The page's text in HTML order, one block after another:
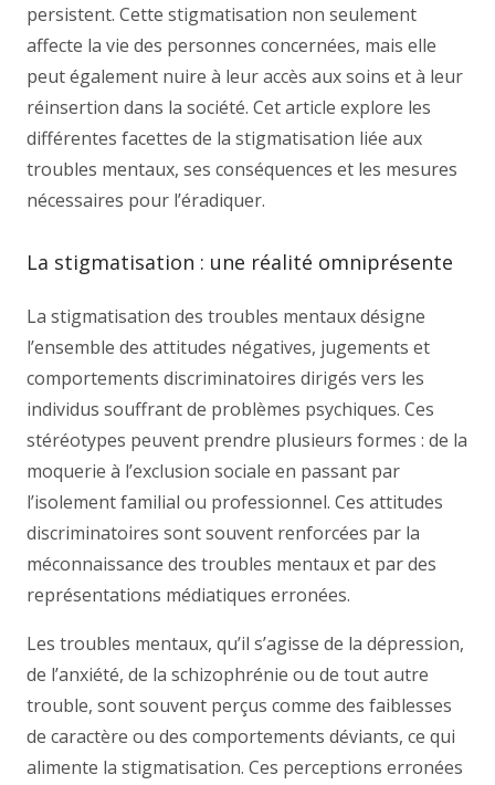
persistent. Cette stigmatisation non seulement
affecte la vie des personnes concernées, mais elle
peut également nuire à leur accès aux soins et à leur
réinsertion dans la société. Cet article explore les
différentes facettes de la stigmatisation liée aux
troubles mentaux, ses conséquences et les mesures
nécessaires pour l’éradiquer.
La stigmatisation : une réalité omniprésente
La stigmatisation des troubles mentaux désigne
l’ensemble des attitudes négatives, jugements et
comportements discriminatoires dirigés vers les
individus souffrant de problèmes psychiques. Ces
stéréotypes peuvent prendre plusieurs formes : de la
moquerie à l’exclusion sociale en passant par
l’isolement familial ou professionnel. Ces attitudes
discriminatoires sont souvent renforcées par la
méconnaissance des troubles mentaux et par des
représentations médiatiques erronées.
Les troubles mentaux, qu’il s’agisse de la dépression,
de l’anxiété, de la schizophrénie ou de tout autre
trouble, sont souvent perçus comme des faiblesses
de caractère ou des comportements déviants, ce qui
alimente la stigmatisation. Ces perceptions erronées